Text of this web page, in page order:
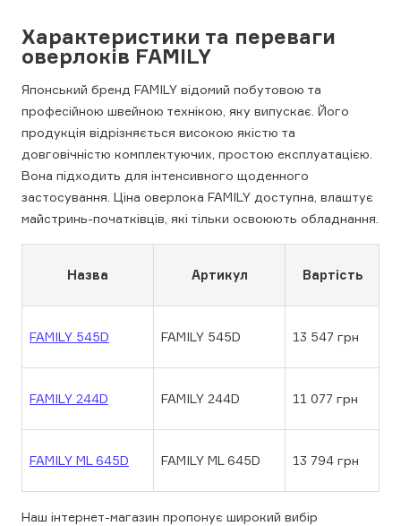
Характеристики та переваги
оверлоків FAMILY
Японський бренд FAMILY відомий побутовою та
професійною швейною технікою, яку випускає. Його
продукція відрізняється високою якістю та
довговічністю комплектуючих, простою експлуатацією.
Вона підходить для інтенсивного щоденного
застосування. Ціна оверлока FAMILY доступна, влаштує
майстринь-початківців, які тільки освоюють обладнання.
Назва Артикул Вартість
FAMILY 545D FAMILY 545D 13 547 грн
FAMILY 244D FAMILY 244D 11 077 грн
FAMILY ML 645D FAMILY ML 645D 13 794 грн
Наш інтернет-магазин пропонує широкий вибір